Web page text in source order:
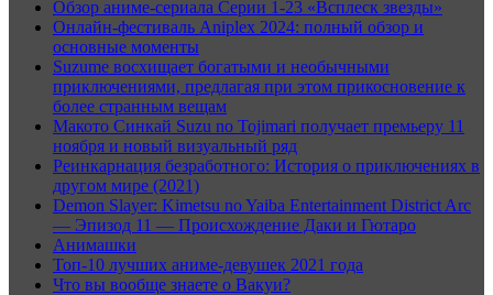
Обзор аниме-сериала Серии 1-23 «Всплеск звезды»
Онлайн-фестиваль Aniplex 2024: полный обзор и
основные моменты
Suzume восхищает богатыми и необычными
приключениями, предлагая при этом прикосновение к
более странным вещам
Макото Синкай Suzu no Tojimari получает премьеру 11
ноября и новый визуальный ряд
Реинкарнация безработного: История о приключениях в
другом мире (2021)
Demon Slayer: Kimetsu no Yaiba Entertainment District Arc
— Эпизод 11 — Происхождение Даки и Гютаро
Анимашки
Топ-10 лучших аниме-девушек 2021 года
Что вы вообще знаете о Вакуи?